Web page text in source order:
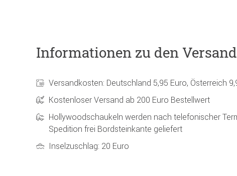
Informationen zu den
Versandkosten: Deutschland 5,95 Euro, Österreich
Kostenloser Versand ab 200 Euro Bestellwert
Hollywoodschaukeln werden nach telefonischer
Spedition frei Bordsteinkante geliefert
Inselzuschlag: 20 Euro